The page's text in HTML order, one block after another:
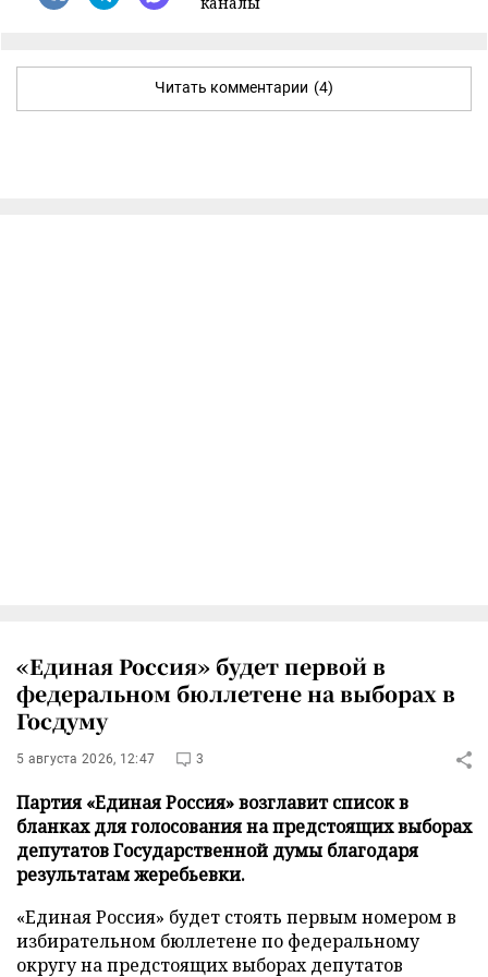
Читать комментарии (4)
«Единая Россия» будет первой в
федеральном бюллетене на выборах в
Госдуму
5 августа 2026, 12:47 3
Партия «Единая Россия» возглавит список в
бланках для голосования на предстоящих выборах
депутатов Государственной думы благодаря
результатам жеребьевки.
«Единая Россия» будет стоять первым номером в
избирательном бюллетене по федеральному
округу на предстоящих выборах депутатов